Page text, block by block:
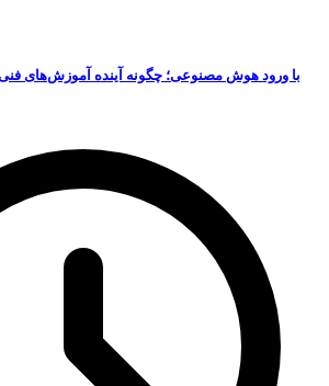
با ورود هوش مصنوعی؛ چگونه آینده آموزش‌های